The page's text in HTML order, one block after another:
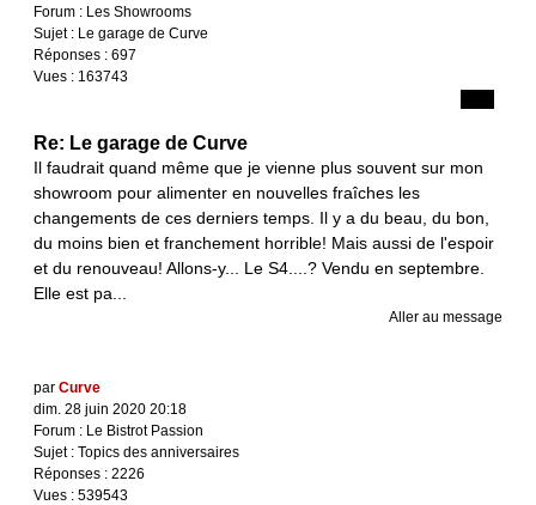
Forum : Les Showrooms
Sujet : Le garage de Curve
Réponses : 697
Vues : 163743
Re: Le garage de Curve
Il faudrait quand même que je vienne plus souvent sur mon
showroom pour alimenter en nouvelles fraîches les
changements de ces derniers temps. Il y a du beau, du bon,
du moins bien et franchement horrible! Mais aussi de l'espoir
et du renouveau! Allons-y... Le S4....? Vendu en septembre.
Elle est pa...
Aller au message
par Curve
dim. 28 juin 2020 20:18
Forum : Le Bistrot Passion
Sujet : Topics des anniversaires
Réponses : 2226
Vues : 539543